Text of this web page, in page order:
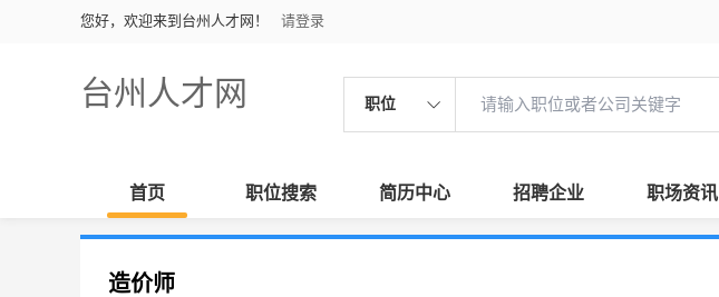
您好，欢迎来到台州人才网！ 请登录
台州人才网 职位
首页 职位搜索 简历中心 招聘企业 职场资讯
造价师